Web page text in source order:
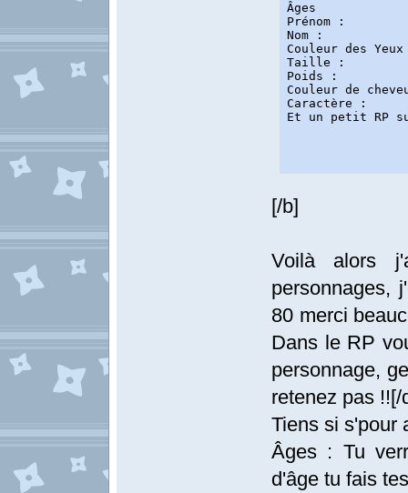
Âges
Prénom :
Nom :
Couleur des
Taille :
Poids :
Couleur de
Caractère :
Et un petit RP
[/b]
Voilà alors
personnages,
80 merci
Dans le RP
personnage,
retenez pas !![/
Tiens si s'pour
Âges : Tu
d'âge tu fais